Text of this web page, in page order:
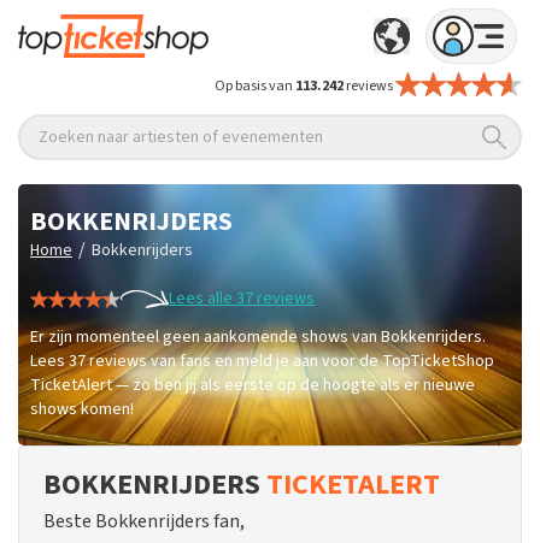
Op basis van 113.242reviews
Zoeken naar artiesten of evenementen
BOKKENRIJDERS
Home / Bokkenrijders
Lees alle 37 reviews
Er zijn momenteel geen aankomende shows van Bokkenrijders.
Lees 37 reviews van fans en meld je aan voor de TopTicketShop
TicketAlert — zo ben jij als eerste op de hoogte als er nieuwe
shows komen!
BOKKENRIJDERS TICKETALERT
Beste Bokkenrijders fan,